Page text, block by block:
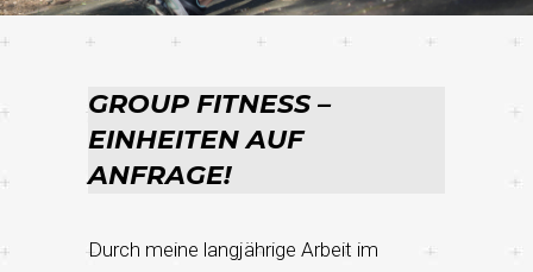
GROUP FITNESS –
EINHEITEN AUF
ANFRAGE!
Durch meine langjährige Arbeit im